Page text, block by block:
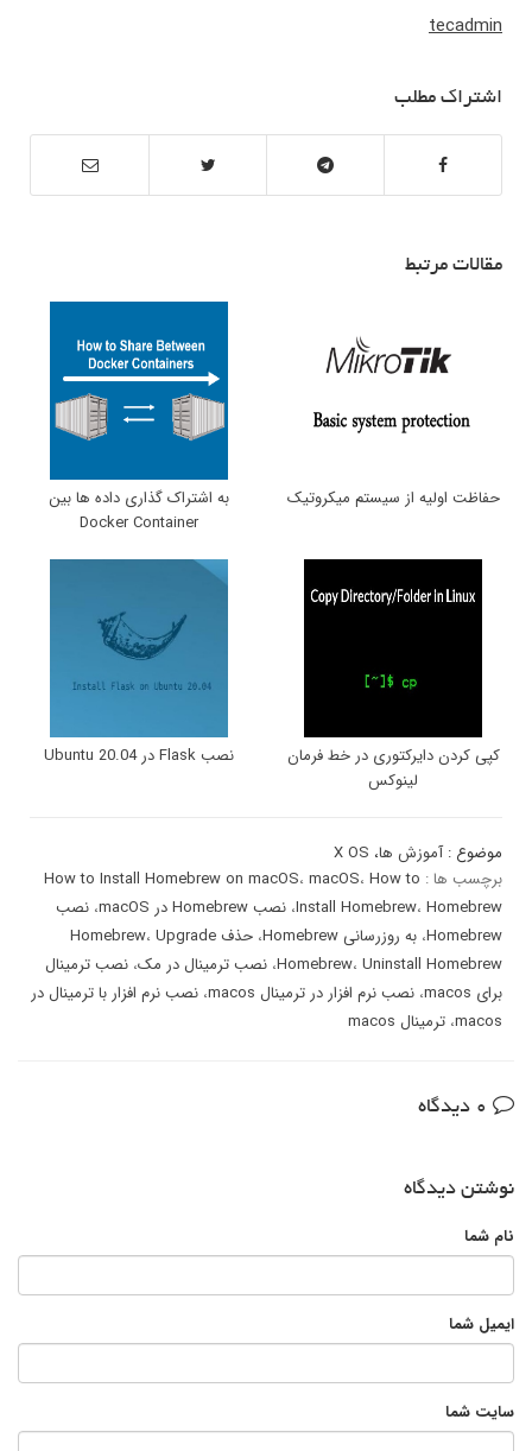
tecadmin
اشتراک مطلب
مقالات مرتبط
حفاظت اولیه از سیستم میکروتیک
به اشتراک گذاری داده ها بین
Docker Container
کپی کردن دایرکتوری در خط فرمان
لینوکس
نصب Flask در Ubuntu 20.04
موضوع :آموزش ها، X OS
برچسب ها :
How to Install Homebrew on macOS، macOS، How to
Install Homebrew، Homebrew ، نصب Homebrew در macOS ، نصب
Homebrew، به روزرسانی Homebrew ، حذف Homebrew ، Upgrade
Homebrew، Uninstall Homebrew ، نصب ترمینال در مک، نصب ترمینال
برای macos
، نصب نرم افزار در ترمینال macos ، نصب نرم افزار با ترمینال در
macos، ترمینال macos
نوشتن دیدگاه
نام شما
ایمیل شما
سایت شما